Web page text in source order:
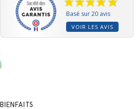
Basé sur 20 avis
VOIR LES AVIS
BIENFAITS